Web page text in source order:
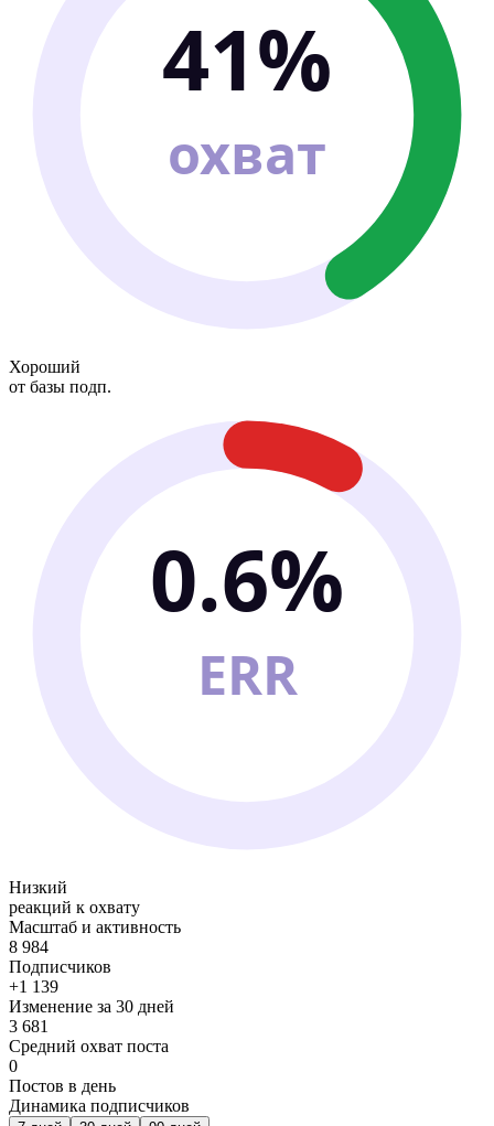
41%
охват
Хороший
от базы подп.
0.6%
ERR
Низкий
реакций к охвату
Масштаб и активность
8 984
Подписчиков
+1 139
Изменение за 30 дней
3 681
Средний охват поста
0
Постов в день
Динамика подписчиков